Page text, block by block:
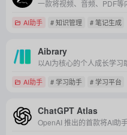
AI助手 # 知识管理 # 笔记生成
Aibrary
AI助手 # 学习助手 # 学习平台
ChatGPT Atlas